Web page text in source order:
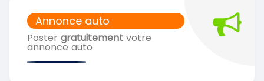
Annonce auto
Poster gratuitement votre
annonce auto